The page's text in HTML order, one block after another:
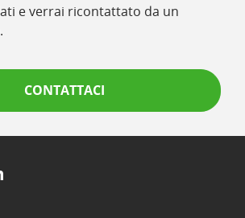
e verrai ricontattato da un
CONTATTACI